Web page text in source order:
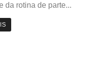
da rotina de parte...